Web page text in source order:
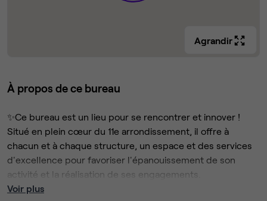
Agrandir
À propos de ce bureau
✨Ce bureau est un lieu pour se rencontrer et innover !
Situé en plein cœur du 11e arrondissement, il offre à
chacun et à chaque structure, un espace et des services
d'excellence pour favoriser l'épanouissement de son
activité et la réalisation de ses engagements.
Voir plus